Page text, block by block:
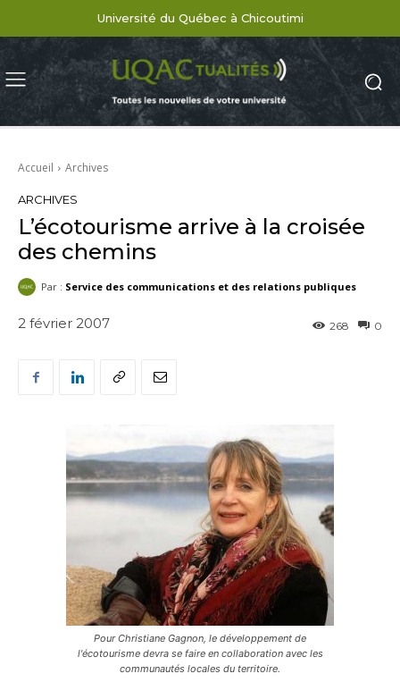
Université du Québec à Chicoutimi
Accueil Archives
ARCHIVES
L’écotourisme arrive à la croisée
des chemins
Par : Service des communications et des relations publiques
2 février 2007 0
268
Pour Christiane Gagnon, le développement de
l'écotourisme devra se faire en collaboration avec les
communautés locales du territoire.